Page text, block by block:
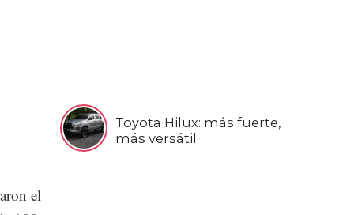
Toyota Hilux: más fuerte,
más versátil
el